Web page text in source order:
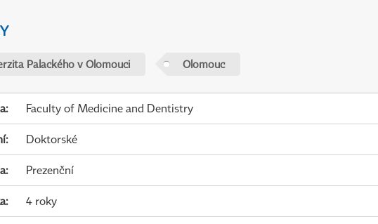
Palackého v Olomouci Olomouc
: Faculty of Medicine and Dentistry
: Doktorské
: Prezenční
: 4 roky